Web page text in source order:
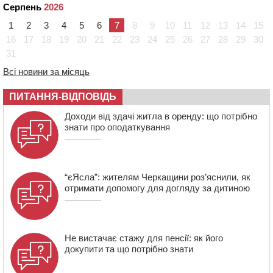
Авдіївку, нагородили “Комбатантським хрестом”
10:10
На Черкащині п’яний мотоцикліст зіткнувся з
мопедом: двоє людей у лікарні
09:42
670 тис грн штрафу за незаконні зміни до договору
08:20 Обрано претендента на посаду директора
Мокрокалигірського психоневрологічного інтернату
Серпень 2026
1
2 3 4 5 6 7 8 9 10 11 12 13 14
15
16
17 18 19 20 21 22 23 24 25 26 27 28 29
30
31
Всі новини за місяць
ПИТАННЯ-ВІДПОВІДЬ
Доходи від здачі житла в оренду: що потрібно
знати про оподаткування
“єЯсла”: жителям Черкащини роз’яснили, як
отримати допомогу для догляду за дитиною
Не вистачає стажу для пенсії: як його
докупити та що потрібно знати